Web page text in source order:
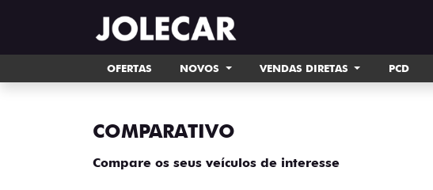
OFERTAS NOVOS VENDAS DIRETAS PCD
COMPARATIVO
Compare os seus veículos de interesse